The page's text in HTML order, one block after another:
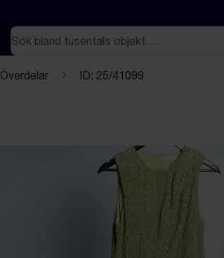
Sök
Överdelar ID: 25/41099